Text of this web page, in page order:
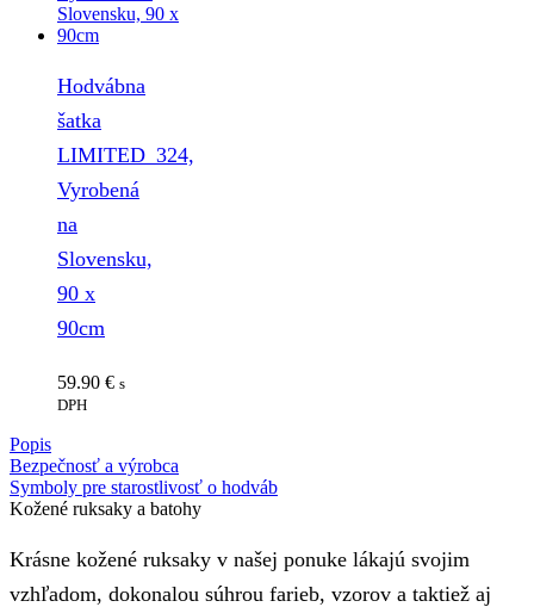
Hodvábna
šatka
LIMITED_324,
Vyrobená
na
Slovensku,
90 x
90cm
59.90 € s
DPH
Popis
Bezpečnosť a výrobca
Symboly pre starostlivosť o hodváb
Kožené ruksaky a batohy
Krásne kožené ruksaky v našej ponuke lákajú svojim
vzhľadom, dokonalou súhrou farieb, vzorov a taktiež aj